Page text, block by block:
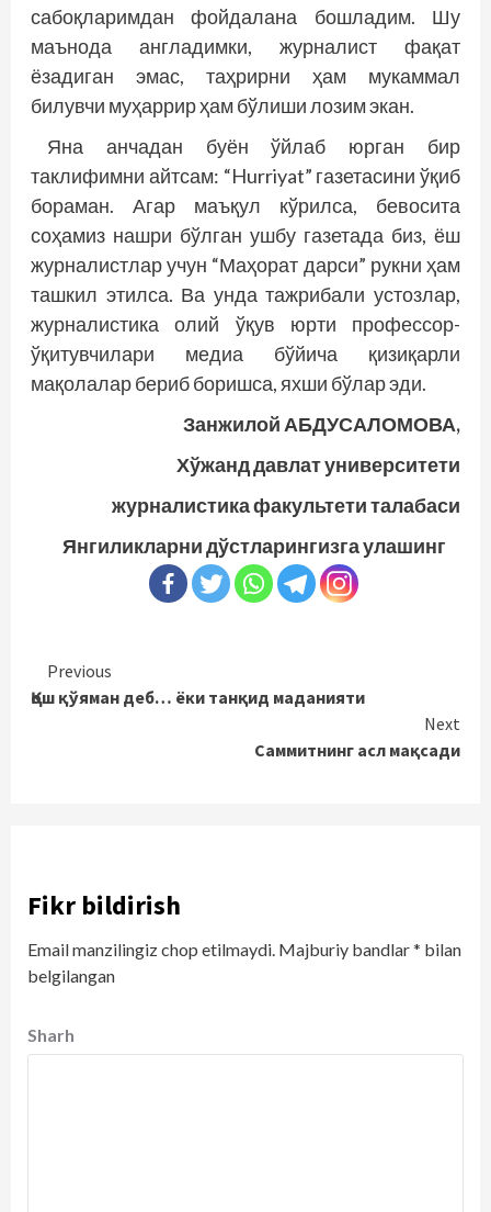
сабоқларимдан фойдалана бошладим. Шу
маънода англадимки, журналист фақат
ёзадиган эмас, таҳрирни ҳам мукаммал
билувчи муҳаррир ҳам бўлиши лозим экан.
Яна анчадан буён ўйлаб юрган бир
таклифимни айтсам: “Hurriyat” газетасини ўқиб
бораман. Агар маъқул кўрилса, бевосита
соҳамиз нашри бўлган ушбу газетада биз, ёш
журналистлар учун “Маҳорат дарси” рукни ҳам
ташкил этилса. Ва унда тажрибали устозлар,
журналис­тика олий ўқув юрти профессор-
ўқитувчилари медиа бўйича қизиқарли
мақолалар бериб боришса, яхши бўлар эди.
Занжилой АБДУСАЛОМОВА,
Хўжанд давлат университети
журналистика факультети талабаси
Янгиликларни дўстларингизга улашинг
Continue
Reading
Previous
Қош қўяман деб… ёки танқид маданияти
Next
Саммитнинг асл мақсади
Fikr bildirish
Email manzilingiz chop etilmaydi. Majburiy bandlar* bilan
belgilangan
Sharh